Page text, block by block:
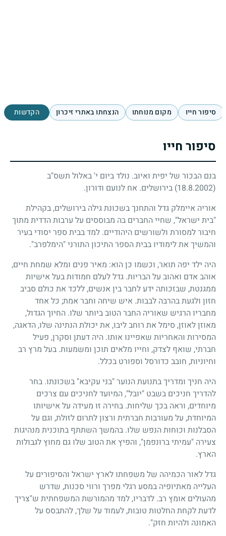
סיפור חייו מקום מנוחתו הנצחתו באתרי זיכרון הקדשות
סיפור חייו
בנם הבכור של יפית ואיוב. נולד ביום י' באלול תשס"ב
(18.8.2002)
בירושלים. אח לנועם ודורון.
אוריה איימלק גדל והתחנך בשכונת גילֹה בירושלים, בקהילת
"בית ישראל", שחיי החברים בה מבוססים על ערבות הדדית מתוך
חיבור למסורת ולשורשים היהודיים. למד בבית ספר יסודי בעיר
והמשיך את לימודיו בבית הספר התיכון התורני "הימלפרב".
היה ילד יפה תואר, וכשמו כן הוא: מאיר פנים ומלא שמחת חיים,
אוהב אדם ואהוב על הבריות. גדל לעלם חמודות בעל אישיות
ממגנטת, שבזכותה ידע לחבר בין אנשים, ללכד את כולם סביב
חזון ולגעת בהרבה לבבות. איש שיחה וחבר אמת; כל אחד
מחבריו הרגיש שאוריה החבר הטוב ביותר שלו. החיוך הגדול,
מאוזן לאוזן, סימל את רוחב ליבו, את יכולת הנתינה שלו, הדאגה,
המסירות והאחריות שאפיינו אותו. היה דעתן וסקרן, פעיל
חברתי, שואף לצדק, וחייו מלאים תוכן ומשמעות. בעל מרץ רב
וחיוניות, חובב כדורסל וספורט בכלל.
היה חניך ומדריך בתנועת הנוער "בני עקיבא" בשכונתו. בחר
להדריך חניכים בשבט "יובל", המיועד לחניכים עם צרכים
מיוחדים, וראה בכך שליחות. בחירה זו מעידה על אישיותו
המיוחדת, על מעורבות חברתית ורצון לתרום לזולת, וגם על
הסבלנות וכוחות הנפש שלו. בהמשך השתתף בתוכנית מנהיגות
צעירה "עמיתי ברונפמן", והפיץ את הטוב שלו גם מחוץ לגבולות
הארץ.
גדל לאור הכמיהה של משפחתו לארץ ישראל והסיפורים על
העלייה מאתיופיה במסע רגלי מפרך ורווי סכנות, שדרש
מהעולים אומץ רב. לדבריו, למד מהמורשת המשפחתית ש"צריך
לדעת לקחת החלטות טובות, לעמוד על שלך, להתבסס על
האמונה ולהיות חזק".